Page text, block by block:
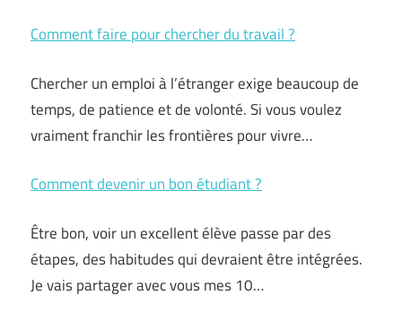
Comment faire pour chercher du travail ?
Chercher un emploi à l’étranger exige beaucoup de
temps, de patience et de volonté. Si vous voulez
vraiment franchir les frontières pour vivre…
Comment devenir un bon étudiant ?
Être bon, voir un excellent élève passe par des
étapes, des habitudes qui devraient être intégrées.
Je vais partager avec vous mes 10…